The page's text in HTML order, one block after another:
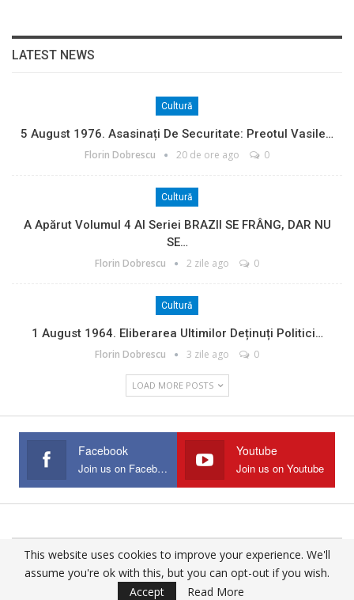
LATEST NEWS
Cultură
5 August 1976. Asasinați De Securitate: Preotul Vasile…
Florin Dobrescu 20 de ore ago 0
Cultură
A Apărut Volumul 4 Al Seriei BRAZII SE FRÂNG, DAR NU
SE…
Florin Dobrescu 2 zile ago 0
Cultură
1 August 1964. Eliberarea Ultimilor Deținuți Politici…
Florin Dobrescu 3 zile ago 0
LOAD MORE POSTS
Facebook
Join us on Facebook
Youtube
Join us on Youtube
© 2025 - All Rights Reserved.
Website Design:
This website uses cookies to improve your experience. We'll
assume you're ok with this, but you can opt-out if you wish.
Accept
Read More